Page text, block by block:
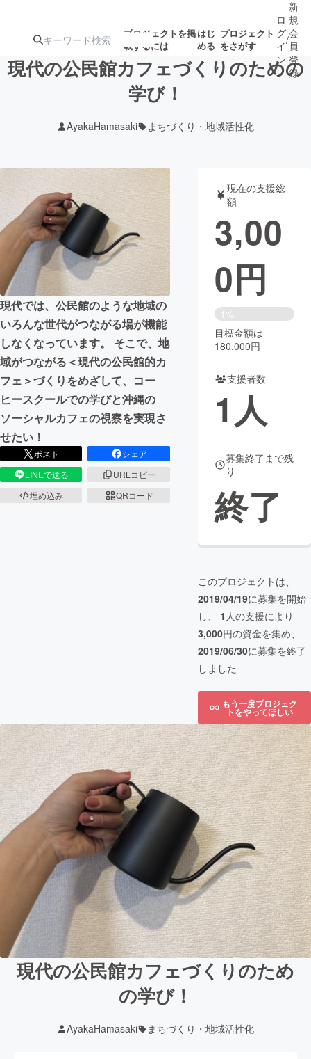
プロジェクトを掲
載するには
はじ
める
プロジェクト
をさがす
ターン
ジェクト
募集終了が近いプ
ロジェクト
されます
音楽
テクノロジー・ガジェット ゲーム・サ
映像・映画 書籍・雑誌
ビジネス・起業 チャレンジ
まちづくり・地域活性化
CAMPFIRE for Social Good
CAMPFIRE Creation
CAMPFIREふるさと納税
コミュニティ
ロ
グ
イ
ン
/
新
規
会
員
登
録
現代の公民館カフェづくりのための
学び！
AyakaHamasaki まちづくり・地域活性化
現代では、公民館のような地域の
いろんな世代がつながる場が機能
しなくなっています。 そこで、地
域がつながる＜現代の公民館的カ
フェ＞づくりをめざして、コー
ヒースクールでの学びと沖縄の
ソーシャルカフェの視察を実現さ
せたい！
ポスト
シェア
LINEで送る
URLコピー
埋め込み
QRコード
現在の支援総
額
3,00
0円
1%
目標金額は
180,000円
支援者数
1人
募集終了まで残
り
終了
このプロジェクトは、
2019/04/19に募集を開始
し、 1 人の支援により
3,000円の資金を集め、
2019/06/30に募集を終了
しました
もう一度プロジェク
トをやってほしい
現代の公民館カフェづくりのため
の学び！
AyakaHamasaki まちづくり・地域活性化